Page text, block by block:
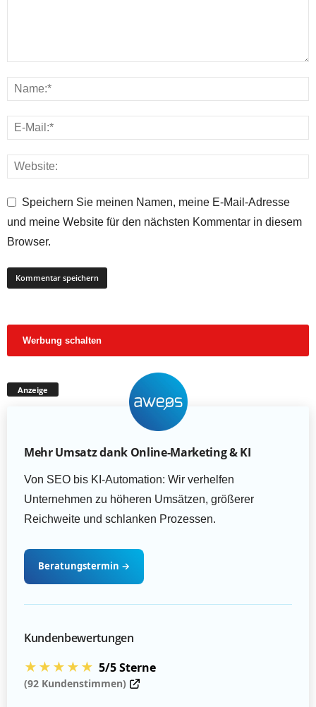
Speichern Sie meinen Namen, meine E-Mail-Adresse
und meine Website für den nächsten Kommentar in diesem
Browser.
Werbung schalten
Anzeige
Mehr Umsatz dank Online-Marketing & KI
Von SEO bis KI-Automation: Wir verhelfen
Unternehmen zu höheren Umsätzen, größerer
Reichweite und schlanken Prozessen.
Beratungstermin →
Kundenbewertungen
★★★★★ 5/5 Sterne
(92 Kundenstimmen)